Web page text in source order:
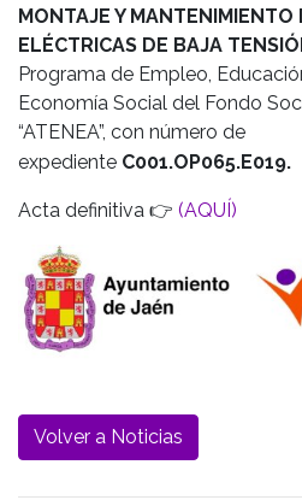
MONTAJE Y MANTENIMIENTO
ELÉCTRICAS DE BAJA
Programa de Empleo,
Economía Social del Fondo
“ATENEA”, con número de
expediente C001.OP065.E019.
Acta definitiva 👉 (AQUÍ)
Volver a Noticias